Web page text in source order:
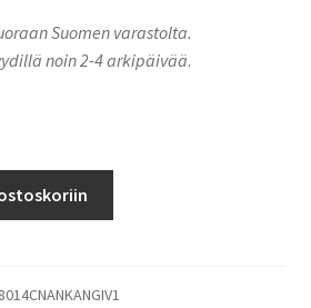
Suomen varastolta.
noin 2-4 arkipäivää.